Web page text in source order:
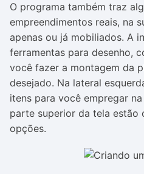
O programa também traz
empreendimentos reais, na
apenas ou já mobiliados. A
ferramentas para desenho,
você fazer a montagem da
desejado. Na lateral
itens para você empregar
parte superior da tela estão
opções.